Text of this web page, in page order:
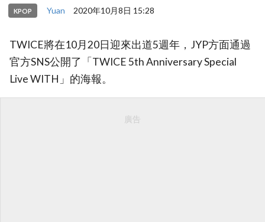
KPOP Yuan 2020年10月8日 15:28
TWICE將在10月20日迎來出道5週年，JYP方面通過
官方SNS公開了「TWICE 5th Anniversary Special
Live WITH」的海報。
廣告